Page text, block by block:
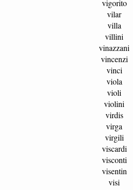
vigorito
vilar
villa
villini
vinazzani
vincenzi
vinci
viola
violi
violini
virdis
virga
virgili
viscardi
visconti
visentin
visi